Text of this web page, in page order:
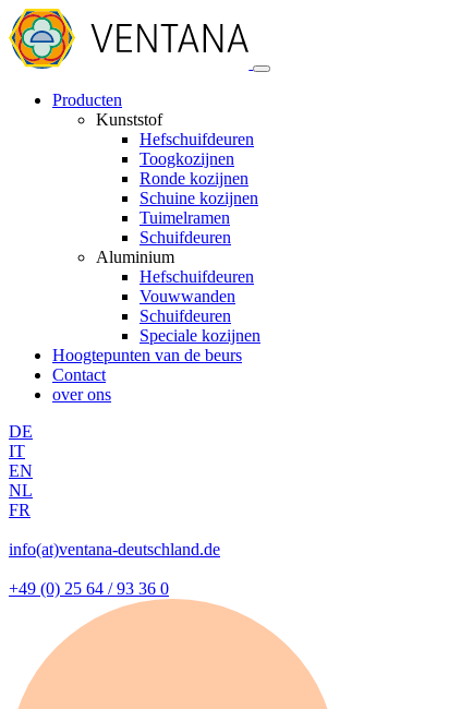
Producten
Kunststof
Hefschuifdeuren
Toogkozijnen
Ronde kozijnen
Schuine kozijnen
Tuimelramen
Schuifdeuren
Aluminium
Hefschuifdeuren
Vouwwanden
Schuifdeuren
Speciale kozijnen
Hoogtepunten van de beurs
Contact
over ons
DE
IT
EN
NL
FR
info(at)ventana-deutschland.de
+49 (0) 25 64 / 93 36 0